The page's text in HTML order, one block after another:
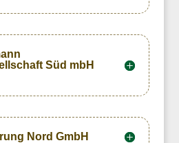
Süd mbH
Nord GmbH